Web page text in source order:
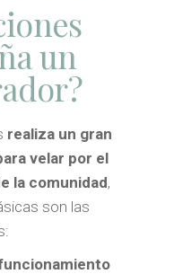
un
realiza un gran
velar por el
la comunidad,
son las